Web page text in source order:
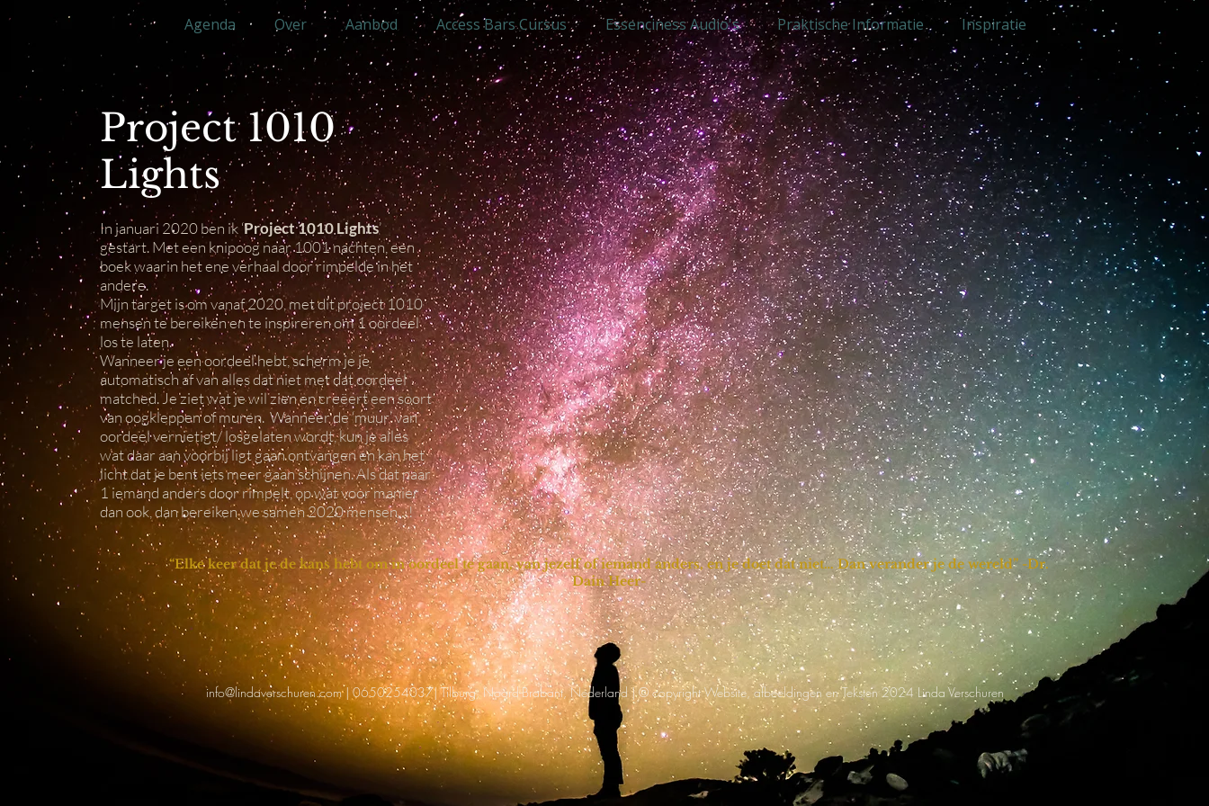
Agenda Over Aanbod Access Bars Cursus Essenciness Audio's Praktische Informatie Inspiratie
Project 1010
Lights
In januari 2020 ben ik ‘Project 1010 Lights’
gestart. Met een knipoog naar 1001 nachten, een
boek waarin het ene verhaal door rimpelde in het
andere.
Mijn target is om vanaf 2020, met dit project 1010
mensen te bereiken en te inspireren om 1 oordeel
los te laten.
Wanneer je een oordeel hebt, scherm je je
automatisch af van alles dat niet met dat oordeel
matched. Je ziet wat je wil zien en creëert een soort
van oogkleppen of muren. Wanneer de ‘muur’ van
oordeel vernietigt/ losgelaten wordt, kun je alles
wat daar aan voorbij ligt gaan ontvangen en kan het
licht dat je bent iets meer gaan schijnen. Als dat naar
1 iemand anders door rimpelt, op wat voor manier
dan ook, dan bereiken we samen 2020 mensen…!
“Elke keer dat je de kans hebt om in oordeel te gaan, van jezelf of iemand anders, en je doet dat niet… Dan verander je de wereld” -Dr.
Dain Heer-
info@lindaverschuren.com| 0650254037| Tilburg, Noord-Brabant, Nederland | © copyright Website, afbeeldingen en Teksten 2024 Linda Verschuren